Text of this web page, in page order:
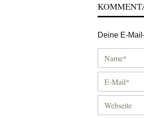
Deine E-